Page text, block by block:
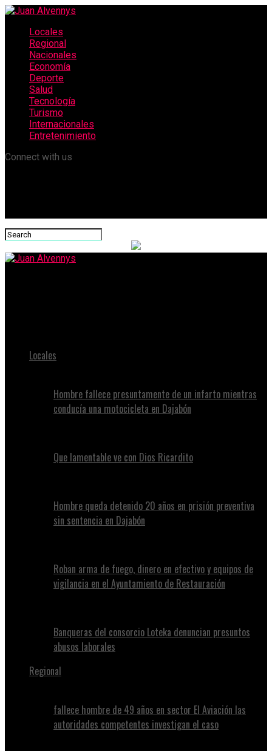
Locales
Regional
Nacionales
Economía
Deporte
Salud
Tecnología
Turismo
Internacionales
Entretenimiento
Connect with us
Locales
Hombre fallece presuntamente de un infarto mientras
conducía una motocicleta en Dajabón
Que lamentable ve con Dios Ricardito
Hombre queda detenido 20 años en prisión preventiva
sin sentencia en Dajabón
Roban arma de fuego, dinero en efectivo y equipos de
vigilancia en el Ayuntamiento de Restauración
Banqueras del consorcio Loteka denuncian presuntos
abusos laborales
Regional
fallece hombre de 49 años en sector El Aviación las
autoridades competentes investigan el caso